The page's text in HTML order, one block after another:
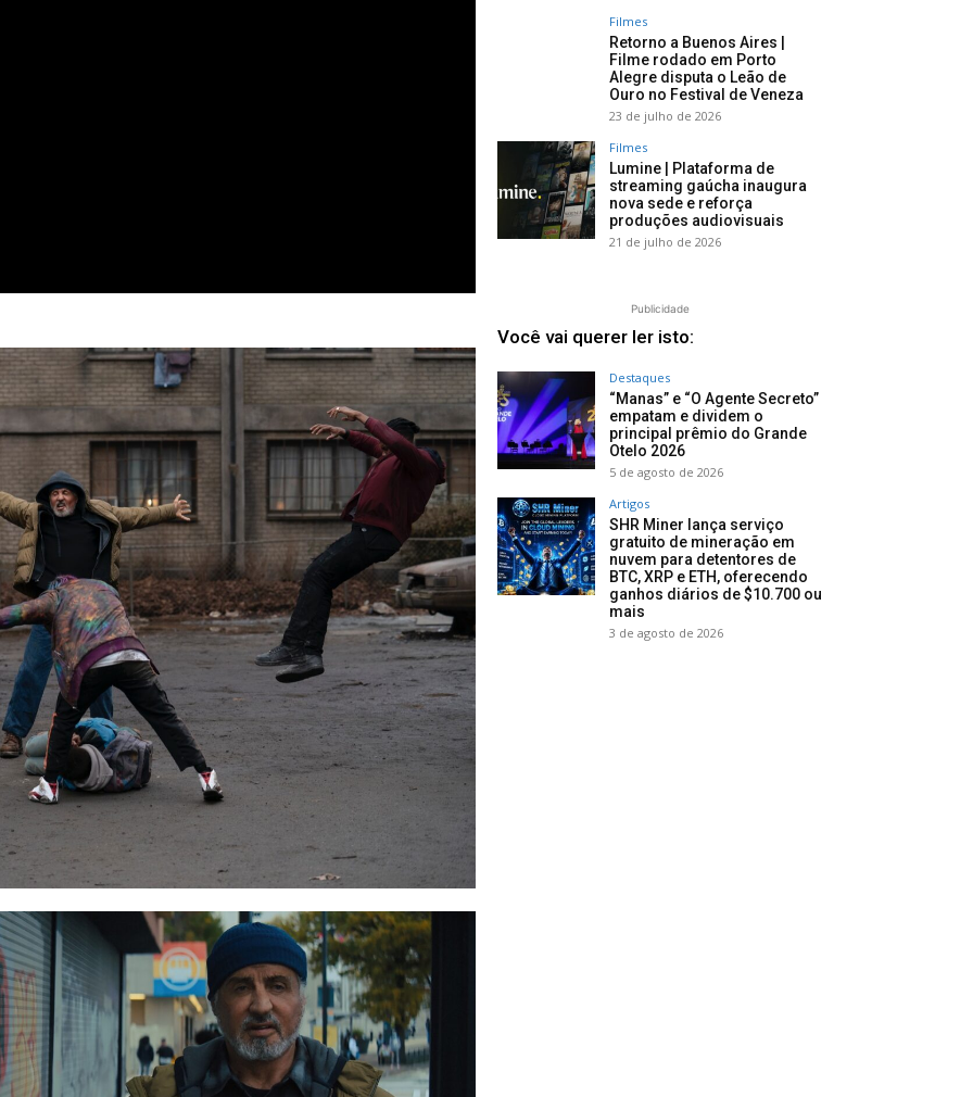
Filmes
Retorno a Buenos Aires |
Filme rodado em Porto
Alegre disputa o Leão de
Ouro no Festival de Veneza
23 de julho de 2026
Filmes
Lumine | Plataforma de
streaming gaúcha inaugura
nova sede e reforça
produções audiovisuais
21 de julho de 2026
Publicidade
Você vai querer ler isto:
Destaques
“Manas” e “O Agente Secreto”
empatam e dividem o
principal prêmio do Grande
Otelo 2026
5 de agosto de 2026
Artigos
SHR Miner lança serviço
gratuito de mineração em
nuvem para detentores de
BTC, XRP e ETH, oferecendo
ganhos diários de $10.700 ou
mais
3 de agosto de 2026